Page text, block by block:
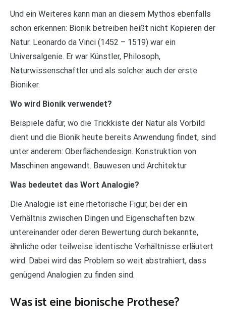
Und ein Weiteres kann man an diesem Mythos ebenfalls
schon erkennen: Bionik betreiben heißt nicht Kopieren der
Natur. Leonardo da Vinci (1452 – 1519) war ein
Universalgenie. Er war Künstler, Philosoph,
Naturwissenschaftler und als solcher auch der erste
Bioniker.
Wo wird Bionik verwendet?
Beispiele dafür, wo die Trickkiste der Natur als Vorbild
dient und die Bionik heute bereits Anwendung findet, sind
unter anderem: Oberflächendesign. Konstruktion von
Maschinen angewandt. Bauwesen und Architektur
Was bedeutet das Wort Analogie?
Die Analogie ist eine rhetorische Figur, bei der ein
Verhältnis zwischen Dingen und Eigenschaften bzw.
untereinander oder deren Bewertung durch bekannte,
ähnliche oder teilweise identische Verhältnisse erläutert
wird. Dabei wird das Problem so weit abstrahiert, dass
genügend Analogien zu finden sind.
Was ist eine bionische Prothese?